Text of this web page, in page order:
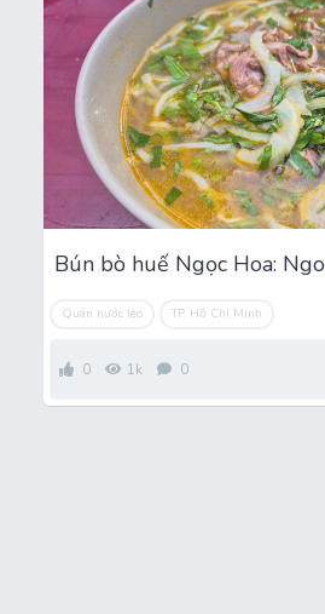
Quán nước lèo TP. Hồ Chí Minh
0 1k 0